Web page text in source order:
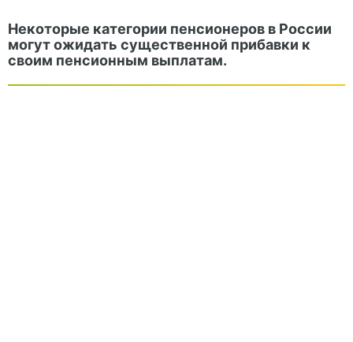
Некоторые категории пенсионеров в России
могут ожидать существенной прибавки к
своим пенсионным выплатам.